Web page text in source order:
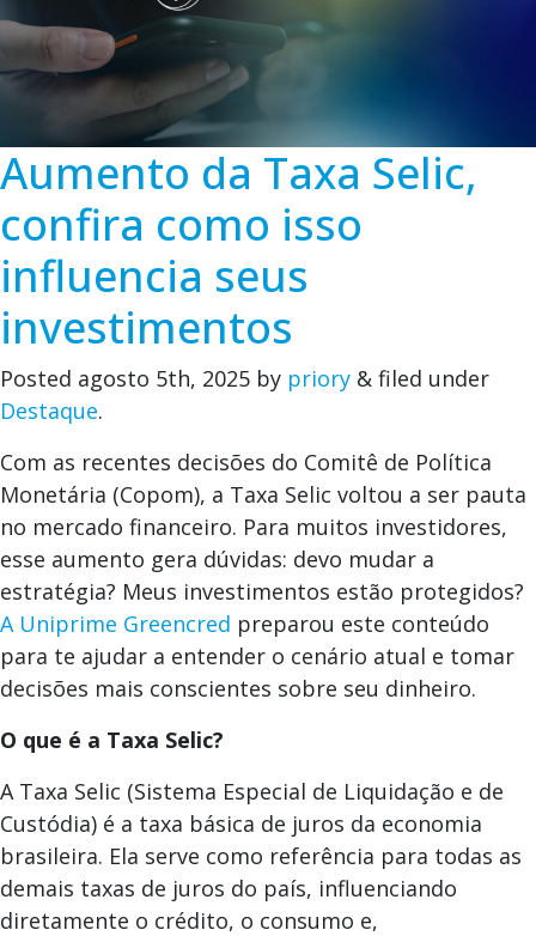
Aumento da Taxa Selic,
confira como isso
influencia seus
investimentos
Posted agosto 5th, 2025 by priory & filed under
Destaque.
Com as recentes decisões do Comitê de Política
Monetária (Copom), a Taxa Selic voltou a ser pauta
no mercado financeiro. Para muitos investidores,
esse aumento gera dúvidas: devo mudar a
estratégia? Meus investimentos estão protegidos?
A Uniprime Greencred preparou este conteúdo
para te ajudar a entender o cenário atual e tomar
decisões mais conscientes sobre seu dinheiro.
O que é a Taxa Selic?
A Taxa Selic (Sistema Especial de Liquidação e de
Custódia) é a taxa básica de juros da economia
brasileira. Ela serve como referência para todas as
demais taxas de juros do país, influenciando
diretamente o crédito, o consumo e,